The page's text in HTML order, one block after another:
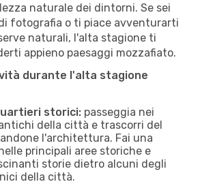
naturale dei dintorni. Se sei
fotografia o ti piace avventurarti
naturali, l'alta stagione ti
appieno paesaggi mozzafiato.
durante l'alta stagione
storici: passeggia nei
della città e trascorri del
l'architettura. Fai una
principali aree storiche e
storie dietro alcuni degli
della città.